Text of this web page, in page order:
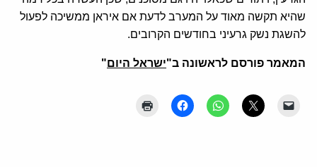
שהיא תקשה מאוד על המערב לדעת אם איראן ממשיכה לפעול
להשגת נשק גרעיני בחודשים הקרובים.
המאמר פורסם לראשונה ב"ישראל היום"